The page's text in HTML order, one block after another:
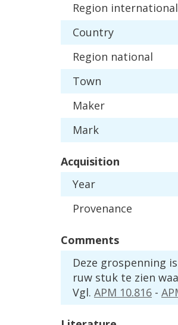
Region international
Country
Region national
Town
Maker
Mark
Acquisition
Year
Provenance
Comments
Deze grospenning is
ruw stuk te zien
Vgl. APM 10.816 -